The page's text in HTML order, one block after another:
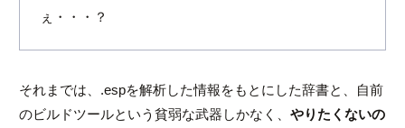
ぇ・・・？
それまでは、 .espを解析した情報をもとにした辞書と、自前
のビルドツールという貧弱な武器しかなく、 やりたくないの